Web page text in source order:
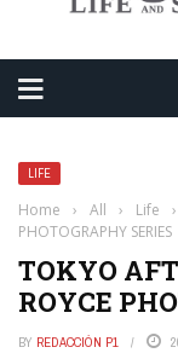
LIFE
Home › All › Life ›
PHOTOGRAPHY SERIES
TOKYO
ROYCE
BY REDACCIÓN P1